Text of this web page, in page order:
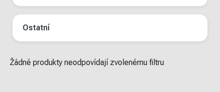
Ostatní
Žádné produkty neodpovídají zvolenému filtru